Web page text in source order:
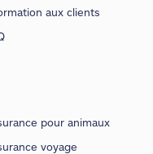
aux clients
pour animaux
voyage